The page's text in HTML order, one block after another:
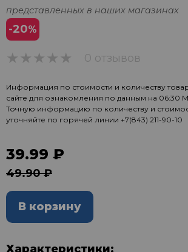
представленных в наших магазинах
-20%
0 отзывов
Информация по стоимости и количеству
сайте для ознакомления по данным на 06:30
Точную информацию по количеству и
уточняйте по горячей линии +7(843) 211-90-10
39.99 ₽
49.90 ₽
В корзину
Характеристики: